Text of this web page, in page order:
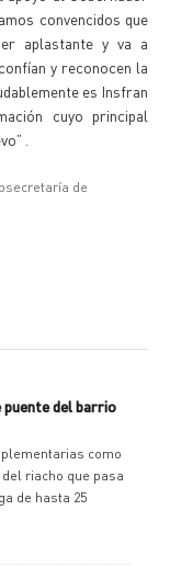
convencidos que
aplastante y va a
y reconocen la
es Insfran
cuyo principal
.
de
del barrio
como
riacho que pasa
de hasta 25